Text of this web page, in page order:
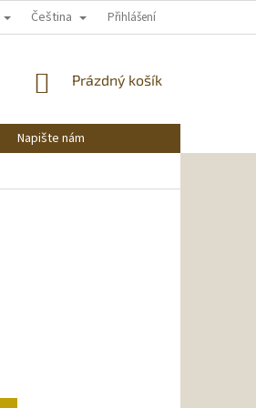
Čeština Přihlášení
NÁKUPNÍ
Prázdný košík
Napište nám